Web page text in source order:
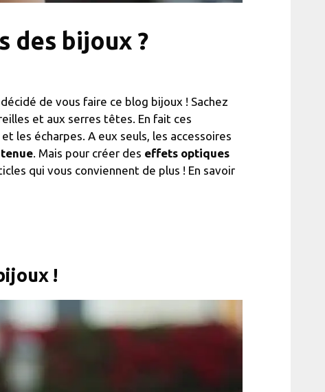
des bijoux ?
de vous faire ce blog bijoux ! Sachez
et aux serres têtes. En fait ces
les écharpes. A eux seuls, les accessoires
tenue. Mais pour créer des effets optiques
qui vous conviennent de plus ! En savoir
!